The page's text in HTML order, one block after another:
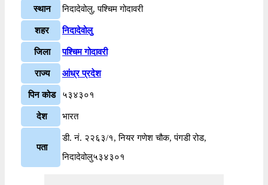
स्थान निदादेवोलु, पश्चिम गोदावरी
शहर निदादेवोलु
जिला पश्चिम गोदावरी
राज्य आंध्र प्रदेश
पिन कोड ५३४३०१
देश भारत
पता
डी. नं. २२६३/१, नियर गणेश चौक, पंगडी रोड,
निदादेवोलु५३४३०१